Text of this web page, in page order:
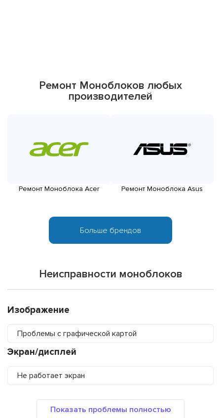
Ремонт Моноблоков любых
производителей
Ремонт Моноблока Acer Ремонт Моноблока Asus
Неисправности моноблоков
Изображение
Проблемы с графической картой
Экран/дисплей
Не работает экран